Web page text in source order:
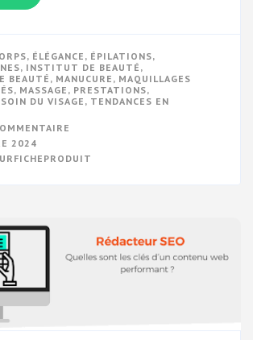
, ÉLÉGANCE , ÉPILATIONS,
, INSTITUT DE BEAUTÉ ,
BEAUTÉ , MANUCURE , MAQUILLAGES
, MASSAGE , PRESTATIONS,
SOIN DU VISAGE , TENDANCES EN
DE
BEAUTÉ
IDÉAL
2024